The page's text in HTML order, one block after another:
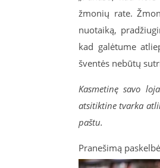
žmonių rate.
nuotaiką,
kad galėtume
šventės nebūtų
Kasmetinę savo
atsitiktine tvarka
paštu.
Pranešimą